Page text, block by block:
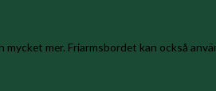
mer. Friarmsbordet kan också